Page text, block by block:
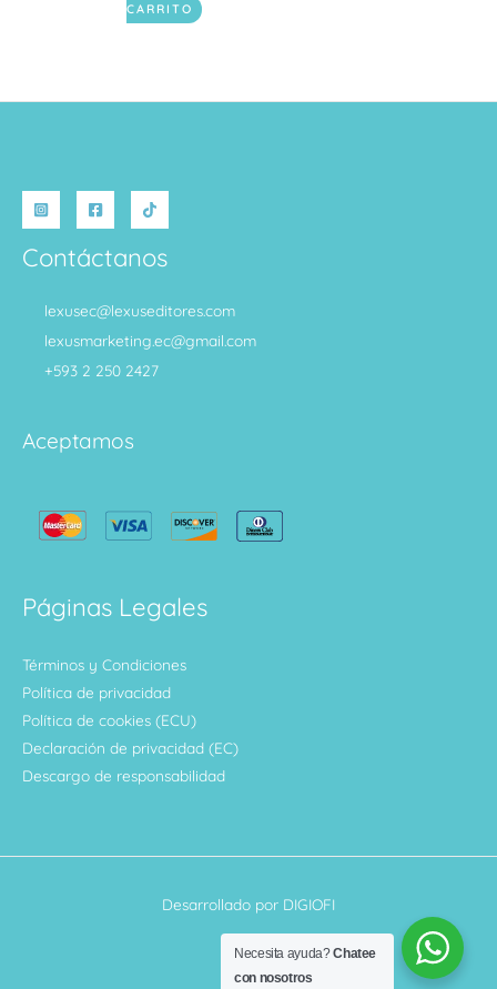
CARRITO
Contáctanos
lexusec@lexuseditores.com
lexusmarketing.ec@gmail.com
+593 2 250 2427
Aceptamos
Páginas Legales
Términos y Condiciones
Política de privacidad
Política de cookies (ECU)
Declaración de privacidad (EC)
Descargo de responsabilidad
Desarrollado por DIGIOFI
Necesita ayuda?Chatee
con nosotros